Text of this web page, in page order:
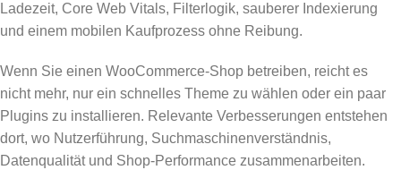
Ladezeit, Core Web Vitals, Filterlogik, sauberer Indexierung
und einem mobilen Kaufprozess ohne Reibung.
Wenn Sie einen WooCommerce-Shop betreiben, reicht es
nicht mehr, nur ein schnelles Theme zu wählen oder ein paar
Plugins zu installieren. Relevante Verbesserungen entstehen
dort, wo Nutzerführung, Suchmaschinenverständnis,
Datenqualität und Shop-Performance zusammenarbeiten.